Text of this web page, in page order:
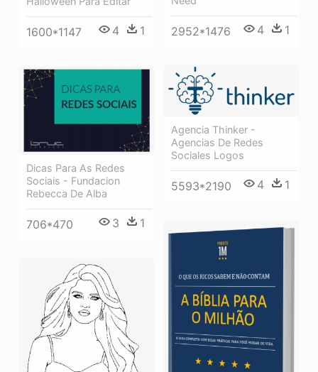
1600*1147 4 1 2952*1476 4 1
Agencia Thinker -
Agencias De Redes
Sociales Logos
5593*2190 4 1
Dicas Para As Redes
Sociais - Fundacion
Rebecca De Alba
706*470 3 1